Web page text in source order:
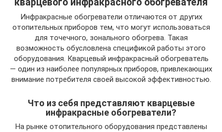
Инфракрасные обогреватели отличаются от других
отопительных приборов тем, что могут использоваться
для точечного, зонального обогрева. Такая
возможность обусловлена спецификой работы этого
оборудования. Кварцевый инфракрасный обогреватель
— один из наиболее популярных приборов, привлекающих
внимание потребителя своей высокой эффективностью.
Что из себя представляют кварцевые
инфракрасные обогреватели?
На рынке отопительного оборудования представлены